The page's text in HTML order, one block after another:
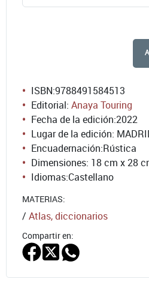
ISBN:9788491584513
Editorial: Anaya Touring
Fecha de la edición:2022
Lugar de la edición:
Encuadernación:Rústica
Dimensiones: 18 cm x 28
Idiomas:Castellano
MATERIAS:
/ Atlas, diccionarios
Compartir en: